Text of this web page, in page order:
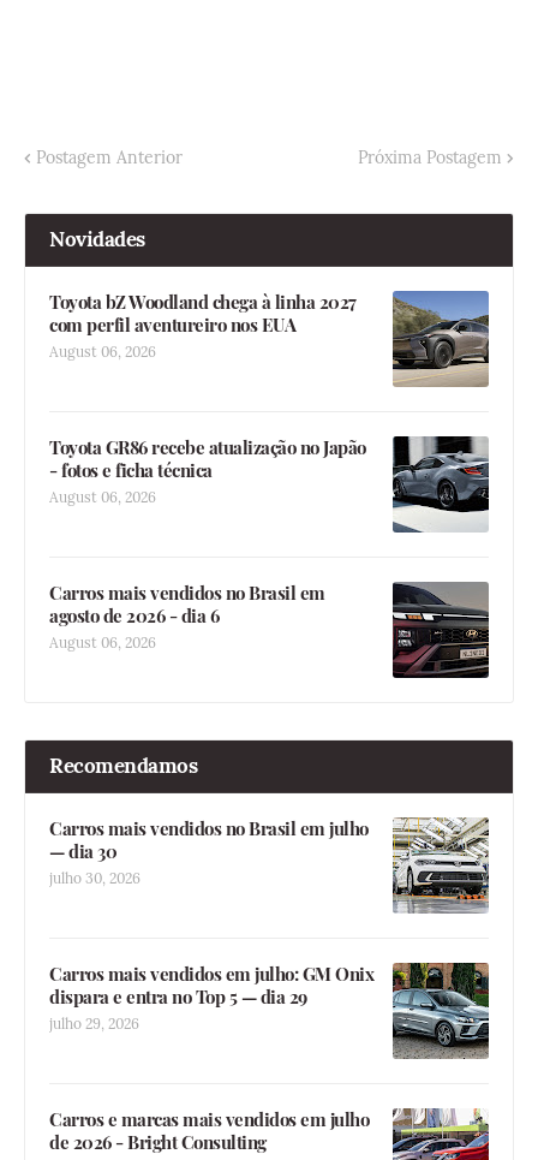
Postagem Anterior Próxima Postagem
Novidades
Toyota bZ Woodland chega à linha 2027
com perfil aventureiro nos EUA
August 06, 2026
Toyota GR86 recebe atualização no Japão
- fotos e ficha técnica
August 06, 2026
Carros mais vendidos no Brasil em
agosto de 2026 - dia 6
August 06, 2026
Recomendamos
Carros mais vendidos no Brasil em julho
— dia 30
julho 30, 2026
Carros mais vendidos em julho: GM Onix
dispara e entra no Top 5 — dia 29
julho 29, 2026
Carros e marcas mais vendidos em julho
de 2026 - Bright Consulting